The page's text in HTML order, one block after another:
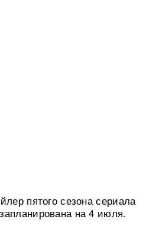
пятого сезона сериала
на 4 июля.